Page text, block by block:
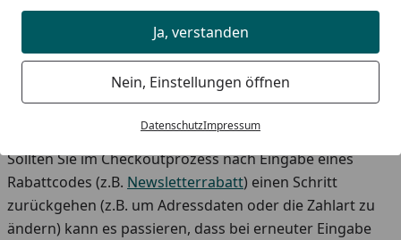
Ja, verstanden
Nein, Einstellungen öffnen
DatenschutzImpressum
damit eingelöst. EtwaigeRestbeträgewerden Ihnen
automatisch gutgeschrieben, der Gutschein kann dann
ein weiteres Mal bei einer Bestellung genutzt werden.
Sollten Sie im Checkoutprozess nach Eingabe eines
Rabattcodes (z.B. Newsletterrabatt) einen Schritt
zurückgehen (z.B. um Adressdaten oder die Zahlart zu
ändern) kann es passieren, dass bei erneuter Eingabe